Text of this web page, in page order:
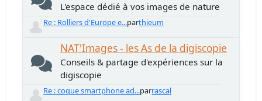
L'espace dédié à vos images de nature
Re : Rolliers d'Europe e...parthieum
NAT'Images - les As de la digiscopie
Conseils & partage d'expériences sur la
digiscopie
Re : coque smartphone ad...parrascal